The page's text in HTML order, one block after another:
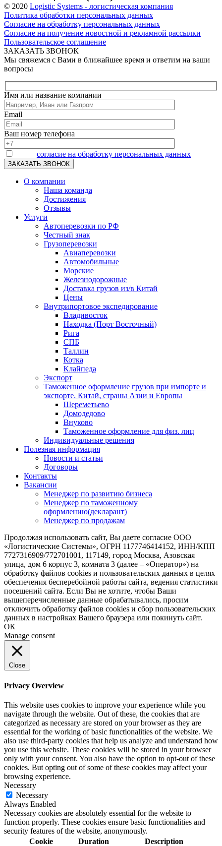
© 2020 Logistic Systems - логистическая компания
Политика обработки персональных данных
Согласие на обработку персональных данных
Согласие на получение новостной и рекламной рассылки
Пользовательское соглашение
ЗАКАЗАТЬ ЗВОНОК
Мы свяжемся с Вами в ближайшее время и ответим на ваши
вопросы
Имя или название компании
Email
Ваш номер телефона
согласие на обработку персональных данных
О компании
Наша команда
Достижения
Отзывы
Услуги
Автоперевозки по РФ
Честный знак
Грузоперевозки
Авиаперевозки
Автомобильные
Морские
Железнодорожные
Доставка грузов из/в Китай
Цены
Внутрипортовое экспедирование
Владивосток
Находка (Порт Восточный)
Рига
СПБ
Таллин
Котка
Клайпеда
Экспорт
Таможенное оформление грузов при импорте и
экспорте. Китай, страны Азии и Европы
Шереметьево
Домодедово
Внуково
Таможенное оформление для физ. лиц
Индивидуальные решения
Полезная информация
Новости и статьи
Договоры
Контакты
Вакансии
Менеджер по развитию бизнеса
Менеджер по таможенному
оформлению(декларант)
Менеджер по продажам
Продолжая использовать сайт, Вы даете согласие ООО
«Логистические Системы», ОГРН 1177746414152, ИНН/КПП
7727316909/772701001, 117149, город Москва, Азовская
улица, дом 6 корпус 3, комната 3 (далее – «Оператор») на
обработку файлов cookies и пользовательских данных в целях
обеспечения бесперебойной работы сайта, ведения статистики
посещений сайта. Если Вы не хотите, чтобы Ваши
вышеперечисленные данные обрабатывались, просим
отключить обработку файлов cookies и сбор пользовательских
данных в настройках Вашего браузера или покинуть сайт.
ОК
Manage consent
Close
Privacy Overview
This website uses cookies to improve your experience while you
navigate through the website. Out of these, the cookies that are
categorized as necessary are stored on your browser as they are
essential for the working of basic functionalities of the website. We
also use third-party cookies that help us analyze and understand how
you use this website. These cookies will be stored in your browser
only with your consent. You also have the option to opt-out of these
cookies. But opting out of some of these cookies may affect your
browsing experience.
Necessary
Necessary
Always Enabled
Necessary cookies are absolutely essential for the website to
function properly. These cookies ensure basic functionalities and
security features of the website, anonymously.
Cookie
Duration Description